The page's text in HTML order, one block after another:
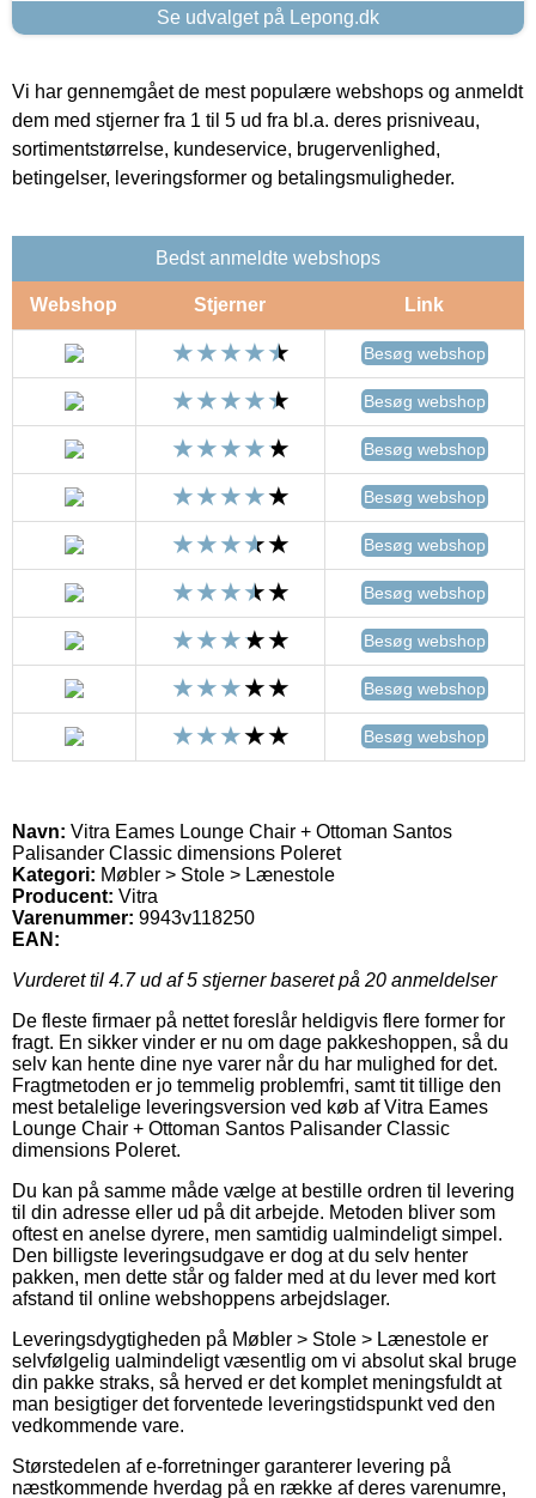
Se udvalget på Lepong.dk
Vi har gennemgået de mest populære webshops og anmeldt
dem med stjerner fra 1 til 5 ud fra bl.a. deres prisniveau,
sortimentstørrelse, kundeservice, brugervenlighed,
betingelser, leveringsformer og betalingsmuligheder.
Bedst anmeldte webshops
Webshop Stjerner Link
Besøg webshop
Besøg webshop
Besøg webshop
Besøg webshop
Besøg webshop
Besøg webshop
Besøg webshop
Besøg webshop
Besøg webshop
Navn: Vitra Eames Lounge Chair + Ottoman Santos
Palisander Classic dimensions Poleret
Kategori: Møbler > Stole > Lænestole
Producent: Vitra
Varenummer: 9943v118250
EAN:
Vurderet til 4.7ud af 5 stjerner baseret på 20 anmeldelser
De fleste firmaer på nettet foreslår heldigvis flere former for
fragt. En sikker vinder er nu om dage pakkeshoppen, så du
selv kan hente dine nye varer når du har mulighed for det.
Fragtmetoden er jo temmelig problemfri, samt tit tillige den
mest betalelige leveringsversion ved køb af Vitra Eames
Lounge Chair + Ottoman Santos Palisander Classic
dimensions Poleret.
Du kan på samme måde vælge at bestille ordren til levering
til din adresse eller ud på dit arbejde. Metoden bliver som
oftest en anelse dyrere, men samtidig ualmindeligt simpel.
Den billigste leveringsudgave er dog at du selv henter
pakken, men dette står og falder med at du lever med kort
afstand til online webshoppens arbejdslager.
Leveringsdygtigheden på Møbler > Stole > Lænestole er
selvfølgelig ualmindeligt væsentlig om vi absolut skal bruge
din pakke straks, så herved er det komplet meningsfuldt at
man besigtiger det forventede leveringstidspunkt ved den
vedkommende vare.
Størstedelen af e-forretninger garanterer levering på
næstkommende hverdag på en række af deres varenumre,